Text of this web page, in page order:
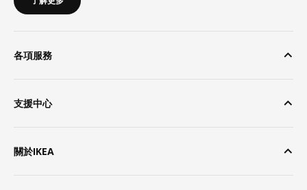
各項服務
支援中心
關於IKEA